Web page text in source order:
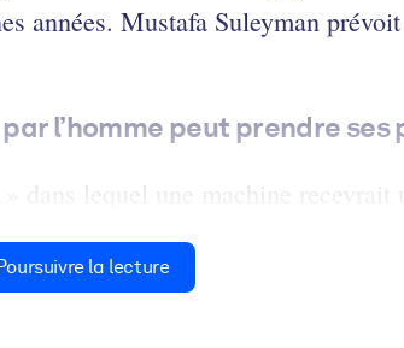
années. Mustafa Suleyman
l’homme peut prendre
lequel une machine recevrait
la lecture